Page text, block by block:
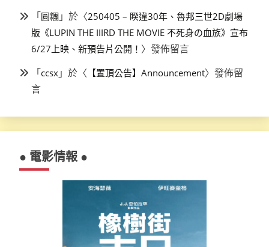
「圓糰 」於〈250405 – 睽違30年、魯邦三世2D劇場
版《LUPIN THE IIIRD THE MOVIE 不死身の血族》宣布
6/27上映、新預告片公開！ 〉發佈留言
「ccsx 」於〈 【置頂公告】Announcement〉發佈留
言
● 電影情報 ●